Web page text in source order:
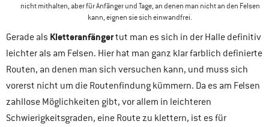
nicht mithalten, aber für Anfänger und Tage, an denen man nicht an den Felsen
kann, eignen sie sich einwandfrei.
Gerade als Kletteranfängertut man es sich in der Halle definitiv
leichter als am Felsen. Hier hat man ganz klar farblich definierte
Routen, an denen man sich versuchen kann, und muss sich
vorerst nicht um die Routenfindung kümmern. Da es am Felsen
zahllose Möglichkeiten gibt, vor allem in leichteren
Schwierigkeitsgraden, eine Route zu klettern, ist es für